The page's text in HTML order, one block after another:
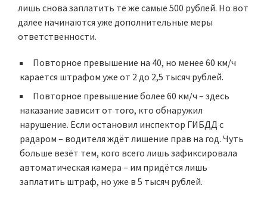
лишь снова заплатить те же самые 500 рублей. Но вот
далее начинаются уже дополнительные меры
ответственности.
Повторное превышение на 40, но менее 60 км/ч
карается штрафом уже от 2 до 2,5 тысяч рублей.
Повторное превышение более 60 км/ч – здесь
наказание зависит от того, кто обнаружил
нарушение. Если остановил инспектор ГИБДД с
радаром – водителя ждёт лишение прав на год. Чуть
больше везёт тем, кого всего лишь зафиксировала
автоматическая камера – им придётся лишь
заплатить штраф, но уже в 5 тысяч рублей.